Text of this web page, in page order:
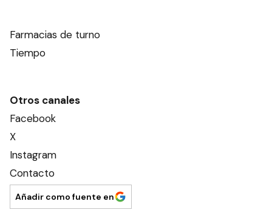
Farmacias de turno
Tiempo
Otros canales
Facebook
X
Instagram
Contacto
Añadir como fuente en